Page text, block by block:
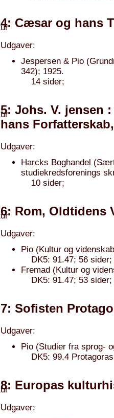
4: Cæsar og hans
Udgaver:
Jespersen & Pio
342); 1925.
14 sider;
5: Johs. V.
hans
Udgaver:
Harcks Boghandel
studiekredsforenings
10 sider;
6: Rom, Oldtidens
Udgaver:
Pio (Kultur og
DK5: 91.47; 56 sider;
Fremad (Kultur og
DK5: 91.47; 53 sider;
7: Sofisten
Udgaver:
Pio (Studier fra sprog-
DK5: 99.4
8: Europas
Udgaver: